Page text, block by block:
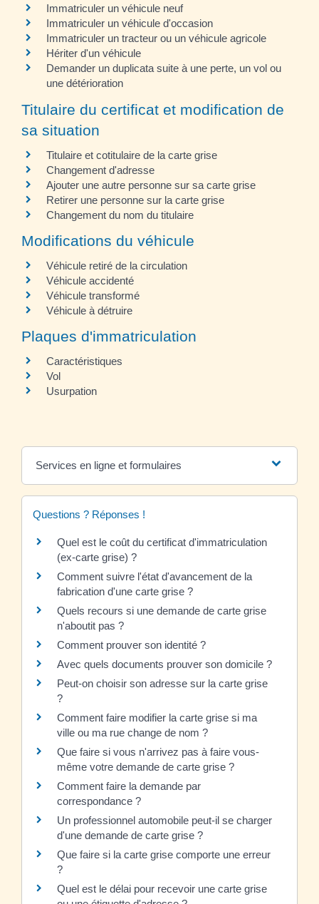
Immatriculer un véhicule neuf
Immatriculer un véhicule d'occasion
Immatriculer un tracteur ou un véhicule agricole
Hériter d'un véhicule
Demander un duplicata suite à une perte, un vol ou
une détérioration
Titulaire du certificat et modification de
sa situation
Titulaire et cotitulaire de la carte grise
Changement d'adresse
Ajouter une autre personne sur sa carte grise
Retirer une personne sur la carte grise
Changement du nom du titulaire
Modifications du véhicule
Véhicule retiré de la circulation
Véhicule accidenté
Véhicule transformé
Véhicule à détruire
Plaques d'immatriculation
Caractéristiques
Vol
Usurpation
Services en ligne et formulaires
Questions ? Réponses !
Quel est le coût du certificat d'immatriculation
(ex-carte grise) ?
Comment suivre l'état d'avancement de la
fabrication d'une carte grise ?
Quels recours si une demande de carte grise
n'aboutit pas ?
Comment prouver son identité ?
Avec quels documents prouver son domicile ?
Peut-on choisir son adresse sur la carte grise
?
Comment faire modifier la carte grise si ma
ville ou ma rue change de nom ?
Que faire si vous n'arrivez pas à faire vous-
même votre demande de carte grise ?
Comment faire la demande par
correspondance ?
Un professionnel automobile peut-il se charger
d'une demande de carte grise ?
Que faire si la carte grise comporte une erreur
?
Quel est le délai pour recevoir une carte grise